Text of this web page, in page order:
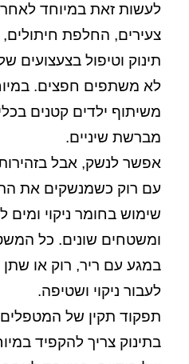
לעשות זאת במיוחד
צעירים, החלפת
תינוק וטיפול בצעצועים
לא משתפים חפצים.
משיתוף ילדים קטנים
מברשת שיניים.
אפשר לנשק, אבל
עם רוק כשמנשקים את
שימוש בחומר ניקוי ומים
ומשטחים שונים. כל
במגע עם ריר, רוק או שתן
לעבור ניקוי ושטיפה.
תפקוד תקין של המטפלים
בתינוק צריך להקפיד